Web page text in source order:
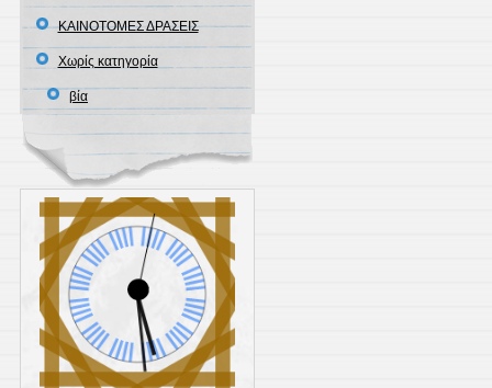
ΚΑΙΝΟΤΟΜΕΣ ΔΡΑΣΕΙΣ
Χωρίς κατηγορία
βία